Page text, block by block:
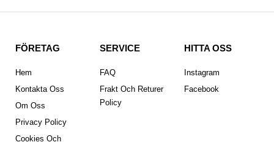
FÖRETAG
Hem
Kontakta Oss
Om Oss
Privacy Policy
Cookies Och
SERVICE
FAQ
Frakt Och Returer
Policy
HITTA OSS
Instagram
Facebook